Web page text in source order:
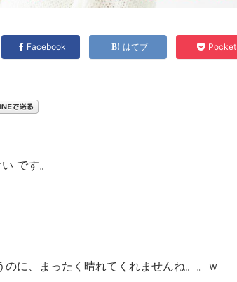
Facebook はてブ Pocket
です。
に、まったく晴れてくれませんね。。ｗ